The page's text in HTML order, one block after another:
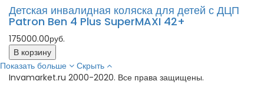
Детская инвалидная коляска для детей с ДЦП
Patron Ben 4 Plus SuperMAXI 42+
175000.00руб.
В корзину
Показать больше
Скрыть
Invamarket.ru 2000-2020. Все права защищены.